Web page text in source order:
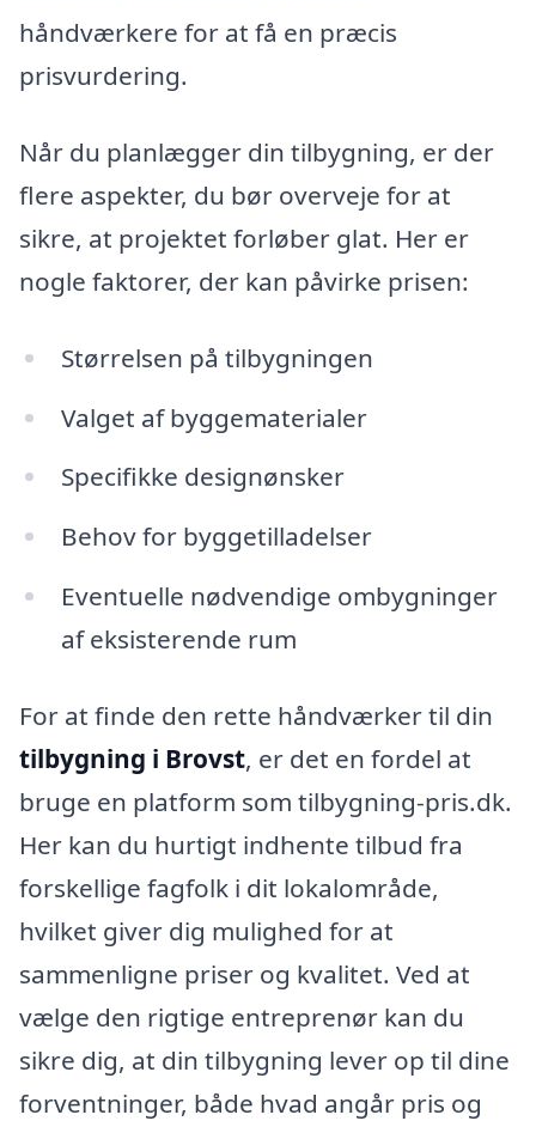
håndværkere for at få en præcis
prisvurdering.
Når du planlægger din tilbygning, er der
flere aspekter, du bør overveje for at
sikre, at projektet forløber glat. Her er
nogle faktorer, der kan påvirke prisen:
Størrelsen på tilbygningen
Valget af byggematerialer
Specifikke designønsker
Behov for byggetilladelser
Eventuelle nødvendige ombygninger
af eksisterende rum
For at finde den rette håndværker til din
tilbygning i Brovst, er det en fordel at
bruge en platform som tilbygning-pris.dk.
Her kan du hurtigt indhente tilbud fra
forskellige fagfolk i dit lokalområde,
hvilket giver dig mulighed for at
sammenligne priser og kvalitet. Ved at
vælge den rigtige entreprenør kan du
sikre dig, at din tilbygning lever op til dine
forventninger, både hvad angår pris og